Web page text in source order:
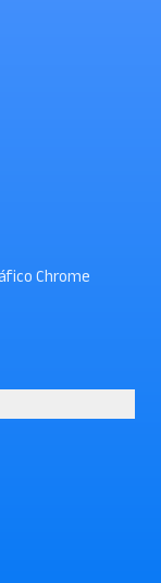
Chrome
Android usando
en Android ?